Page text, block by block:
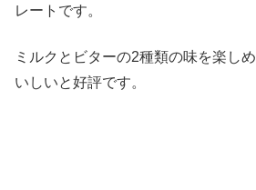
レートです。
ミルクとビターの2種類の味を楽し
いしいと好評です。